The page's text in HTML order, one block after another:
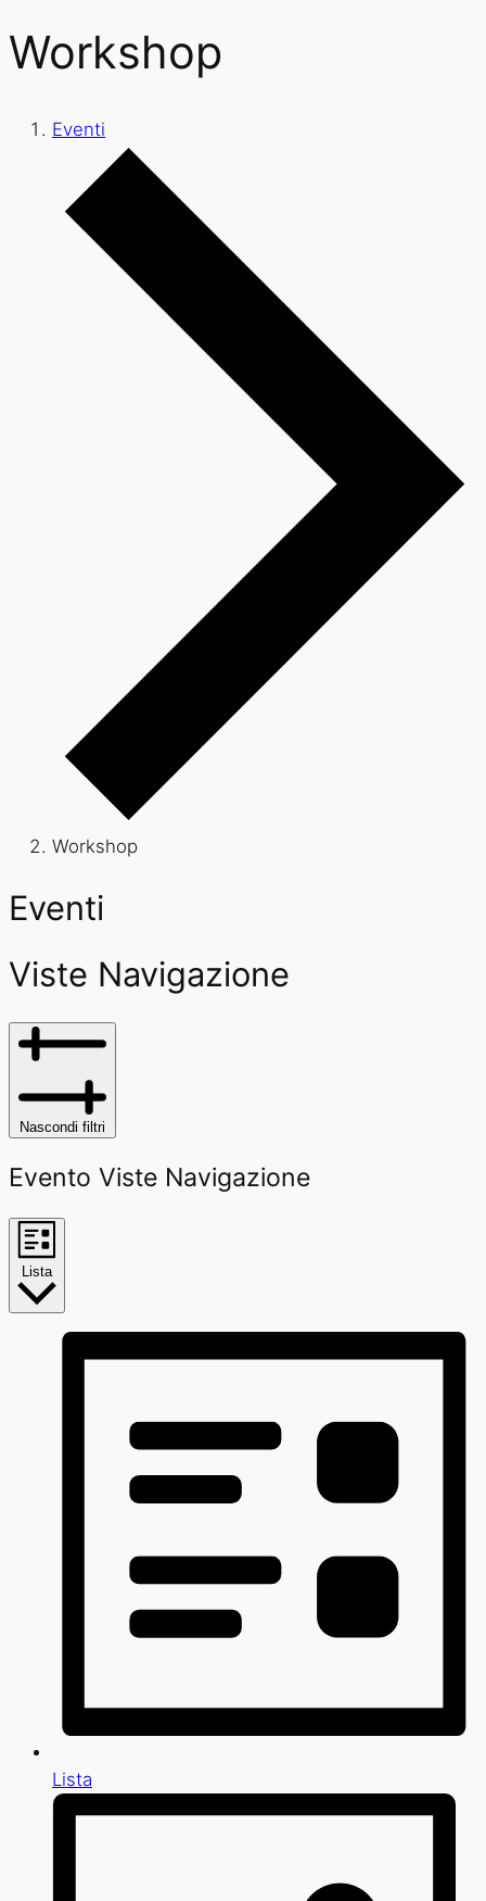
Workshop
Eventi
Workshop
Eventi
Viste Navigazione
Nascondi filtri
Evento Viste Navigazione
Lista
Lista